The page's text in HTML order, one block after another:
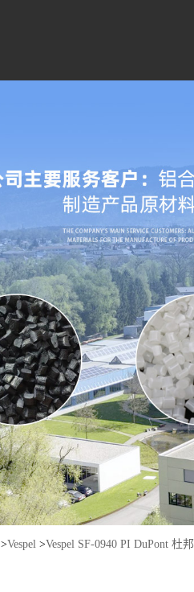
>Vespel >Vespel SF-0940 PI DuPont 杜邦